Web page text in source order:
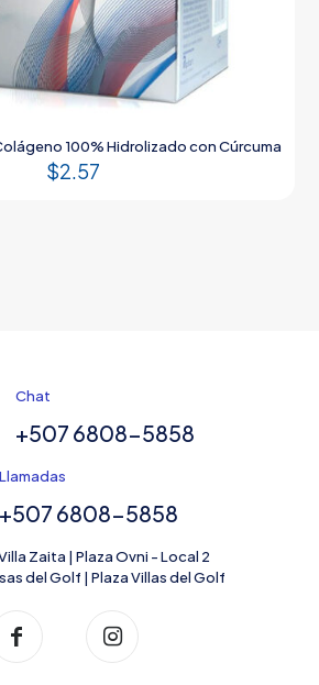
100% Hidrolizado con Cúrcuma
$2.57
Chat
+507 6808-5858
Llamadas
+507 6808-5858
Zaita | Plaza Ovni - Local 2
del Golf | Plaza Villas del Golf